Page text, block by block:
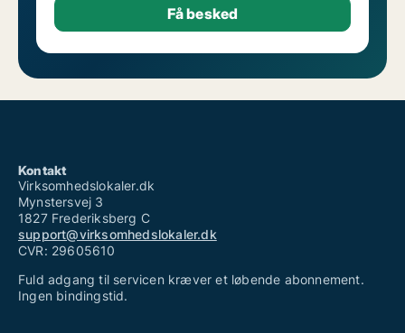
Kontakt
Virksomhedslokaler.dk
Mynstersvej 3
1827 Frederiksberg C
support@virksomhedslokaler.dk
CVR: 29605610
Fuld adgang til servicen kræver et løbende abonnement.
Ingen bindingstid.